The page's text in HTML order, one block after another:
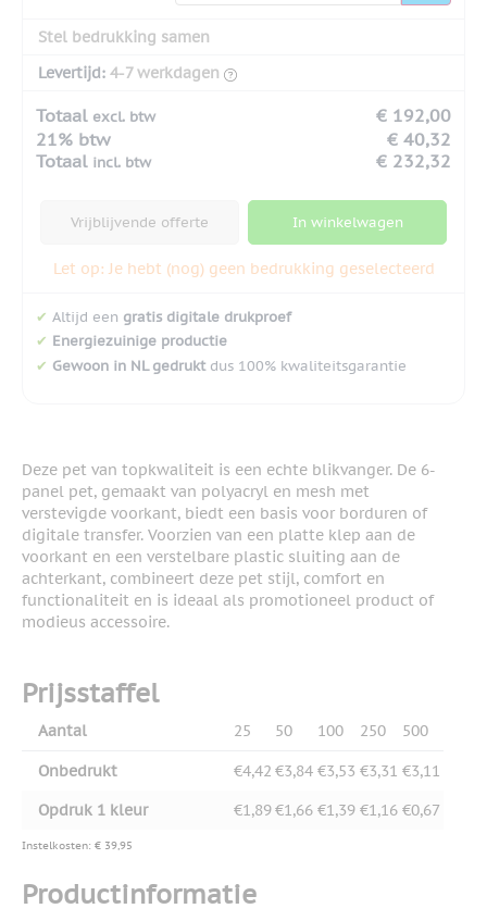
Stel bedrukking samen
Levertijd: 4-7 werkdagen
Totaal excl. btw
€ 192,00
21% btw
€ 40,32
Totaal incl. btw € 232,32
Vrijblijvende offerte In winkelwagen
Let op: Je hebt (nog) geen bedrukking geselecteerd
✔ Altijd een gratis digitale drukproef
✔ Energiezuinige productie
✔ Gewoon in NL gedruktdus 100% kwaliteitsgarantie
Deze pet van topkwaliteit is een echte blikvanger. De 6-
panel pet, gemaakt van polyacryl en mesh met
verstevigde voorkant, biedt een basis voor borduren of
digitale transfer. Voorzien van een platte klep aan de
voorkant en een verstelbare plastic sluiting aan de
achterkant, combineert deze pet stijl, comfort en
functionaliteit en is ideaal als promotioneel product of
modieus accessoire.
Prijsstaffel
Aantal 25 50 100 250 500
Onbedrukt €4,42 €3,84 €3,53 €3,31 €3,11
Opdruk 1 kleur
€1,89€1,66 €1,39 €1,16 €0,67
Instelkosten: € 39,95
Productinformatie